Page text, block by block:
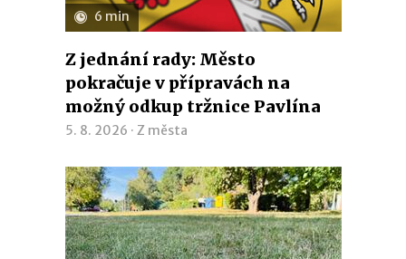
6 min
Z jednání rady: Město
pokračuje v přípravách na
možný odkup tržnice Pavlína
5. 8. 2026 · Z města